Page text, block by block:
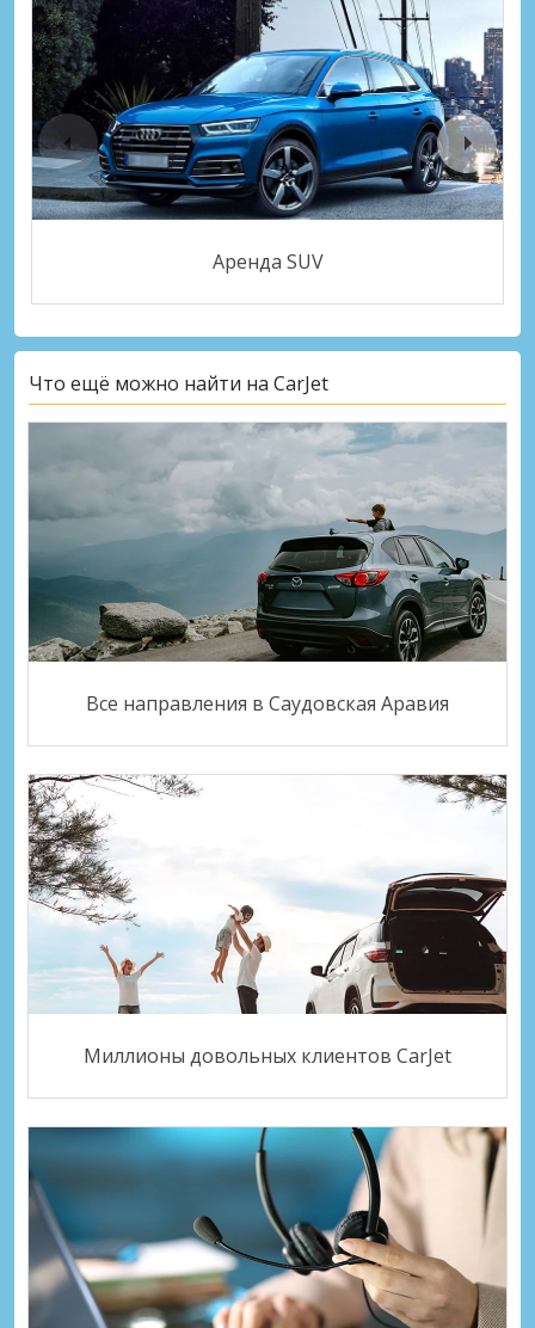
Аренда SUV
Что ещё можно найти на CarJet
Все направления в Саудовская Аравия
Миллионы довольных клиентов CarJet